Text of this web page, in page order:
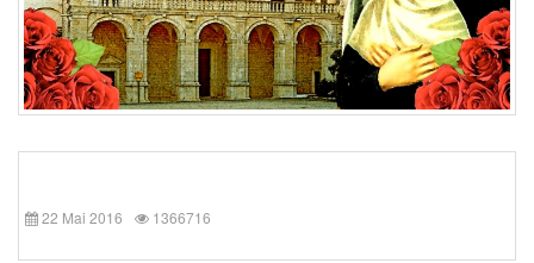
22 Mai 2016 1366716